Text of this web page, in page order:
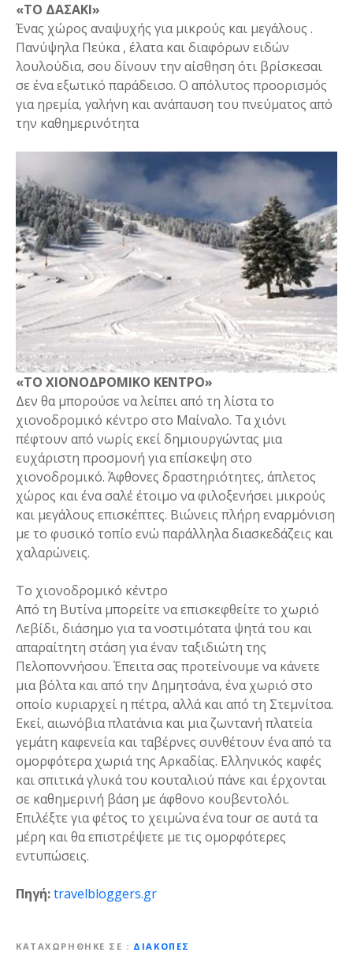
«ΤΟ ΔΑΣΑΚΙ»
Ένας χώρος αναψυχής για μικρούς και μεγάλους .
Πανύψηλα Πεύκα , έλατα και διαφόρων ειδών
λουλούδια, σου δίνουν την αίσθηση ότι βρίσκεσαι
σε ένα εξωτικό παράδεισο. Ο απόλυτος προορισμός
για ηρεμία, γαλήνη και ανάπαυση του πνεύματος από
την καθημερινότητα
«ΤΟ ΧΙΟΝΟΔΡΟΜΙΚΟ ΚΕΝΤΡΟ»
Δεν θα μπορούσε να λείπει από τη λίστα το
χιονοδρομικό κέντρο στο Μαίναλο. Τα χιόνι
πέφτουν από νωρίς εκεί δημιουργώντας μια
ευχάριστη προσμονή για επίσκεψη στο
χιονοδρομικό. Άφθονες δραστηριότητες, άπλετος
χώρος και ένα σαλέ έτοιμο να φιλοξενήσει μικρούς
και μεγάλους επισκέπτες. Βιώνεις πλήρη εναρμόνιση
με το φυσικό τοπίο ενώ παράλληλα διασκεδάζεις και
χαλαρώνεις.
Το χιονοδρομικό κέντρο
Από τη Βυτίνα μπορείτε να επισκεφθείτε το χωριό
Λεβίδι, διάσημο για τα νοστιμότατα ψητά του και
απαραίτητη στάση για έναν ταξιδιώτη της
Πελοποννήσου. Έπειτα σας προτείνουμε να κάνετε
μια βόλτα και από την Δημητσάνα, ένα χωριό στο
οποίο κυριαρχεί η πέτρα, αλλά και από τη Στεμνίτσα.
Εκεί, αιωνόβια πλατάνια και μια ζωντανή πλατεία
γεμάτη καφενεία και ταβέρνες συνθέτουν ένα από τα
ομορφότερα χωριά της Αρκαδίας. Ελληνικός καφές
και σπιτικά γλυκά του κουταλιού πάνε και έρχονται
σε καθημερινή βάση με άφθονο κουβεντολόι.
Επιλέξτε για φέτος το χειμώνα ένα tour σε αυτά τα
μέρη και θα επιστρέψετε με τις ομορφότερες
εντυπώσεις.
Πηγή:travelbloggers.gr
ΚΑΤΑΧΩΡΉΘΗΚΕ ΣΕ
ΔΙΑΚΟΠΈΣ